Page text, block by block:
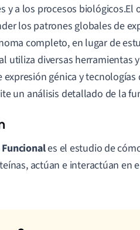
y a los procesos
los patrones globales de
completo, en lugar de
utiliza diversas herramientas
expresión génica y
un análisis detallado de la
es el estudio de
actúan e interactúan en